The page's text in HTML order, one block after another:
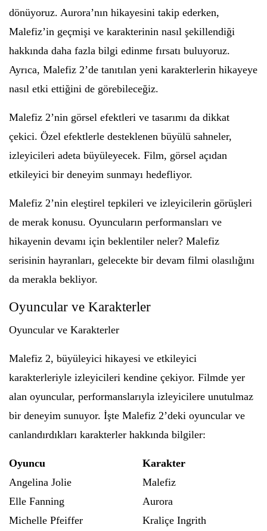
dönüyoruz. Aurora’nın hikayesini takip ederken,
Malefiz’in geçmişi ve karakterinin nasıl şekillendiği
hakkında daha fazla bilgi edinme fırsatı buluyoruz.
Ayrıca, Malefiz 2’de tanıtılan yeni karakterlerin hikayeye
nasıl etki ettiğini de görebileceğiz.
Malefiz 2’nin görsel efektleri ve tasarımı da dikkat
çekici. Özel efektlerle desteklenen büyülü sahneler,
izleyicileri adeta büyüleyecek. Film, görsel açıdan
etkileyici bir deneyim sunmayı hedefliyor.
Malefiz 2’nin eleştirel tepkileri ve izleyicilerin görüşleri
de merak konusu. Oyuncuların performansları ve
hikayenin devamı için beklentiler neler? Malefiz
serisinin hayranları, gelecekte bir devam filmi olasılığını
da merakla bekliyor.
Oyuncular ve Karakterler
Oyuncular ve Karakterler
Malefiz 2, büyüleyici hikayesi ve etkileyici
karakterleriyle izleyicileri kendine çekiyor. Filmde yer
alan oyuncular, performanslarıyla izleyicilere unutulmaz
bir deneyim sunuyor. İşte Malefiz 2’deki oyuncular ve
canlandırdıkları karakterler hakkında bilgiler:
Oyuncu
Karakter
Angelina Jolie
Malefiz
Elle Fanning
Aurora
Michelle Pfeiffer
Kraliçe Ingrith